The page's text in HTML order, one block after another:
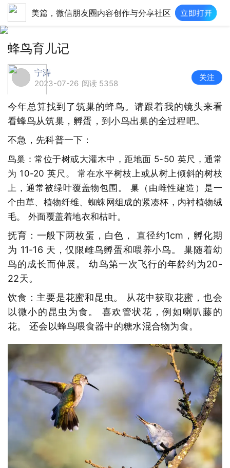
美篇，微信朋友圈内容创作与分享社区
蜂鸟育儿记
宁涛
2023-07-26 阅读 5358
关注
今年总算找到了筑巢的蜂鸟。请跟着我的镜头来看
看蜂鸟从筑巢，孵蛋，到小鸟出巢的全过程吧。
不急，先科普一下：
鸟巢：常位于树或大灌木中，距地面 5-50 英尺，通常
为 10-20 英尺。 常在水平树枝上或从树上倾斜的树枝
上，通常被绿叶覆盖物包围。 巢（由雌性建造）是一
个由草、植物纤维、蜘蛛网组成的紧凑杯，内衬植物绒
毛。 外面覆盖着地衣和枯叶。
抚育：一般下两枚蛋，白色， 直径约1cm，孵化期
为 11-16 天，仅限雌鸟孵蛋和喂养小鸟。 巢随着幼
鸟的成长而伸展。 幼鸟第一次飞行的年龄约为20-
22天。
饮食：主要是花蜜和昆虫。 从花中获取花蜜，也会
以微小的昆虫为食。 喜欢管状花，例如喇叭藤的
花。 还会以蜂鸟喂食器中的糖水混合物为食。